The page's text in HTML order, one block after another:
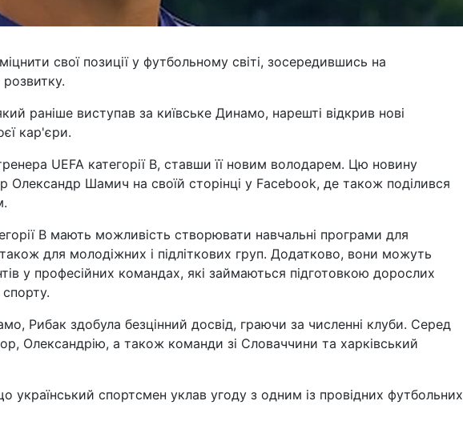
свої позиції у футбольному світі, зосередившись на
раніше виступав за київське Динамо, нарешті відкрив нові
кар'єри.
UEFA категорії B, ставши її новим володарем. Цю новину
Олександр Шамич на своїй сторінці у Facebook, де також поділився
B мають можливість створювати навчальні програми для
для молодіжних і підліткових груп. Додатково, вони можуть
у професійних командах, які займаються підготовкою дорослих
Рибак здобула безцінний досвід, граючи за численні клуби. Серед
Олександрію, а також команди зі Словаччини та харківський
український спортсмен уклав угоду з одним із провідних футбольних